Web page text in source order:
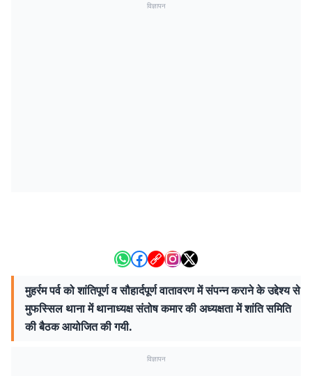
विज्ञापन
मुहर्रम पर्व को शांतिपूर्ण व सौहार्दपूर्ण वातावरण में संपन्न कराने के उद्देश्य से
मुफस्सिल थाना में थानाध्यक्ष संतोष कमार की अध्यक्षता में शांति समिति
की बैठक आयोजित की गयी.
विज्ञापन